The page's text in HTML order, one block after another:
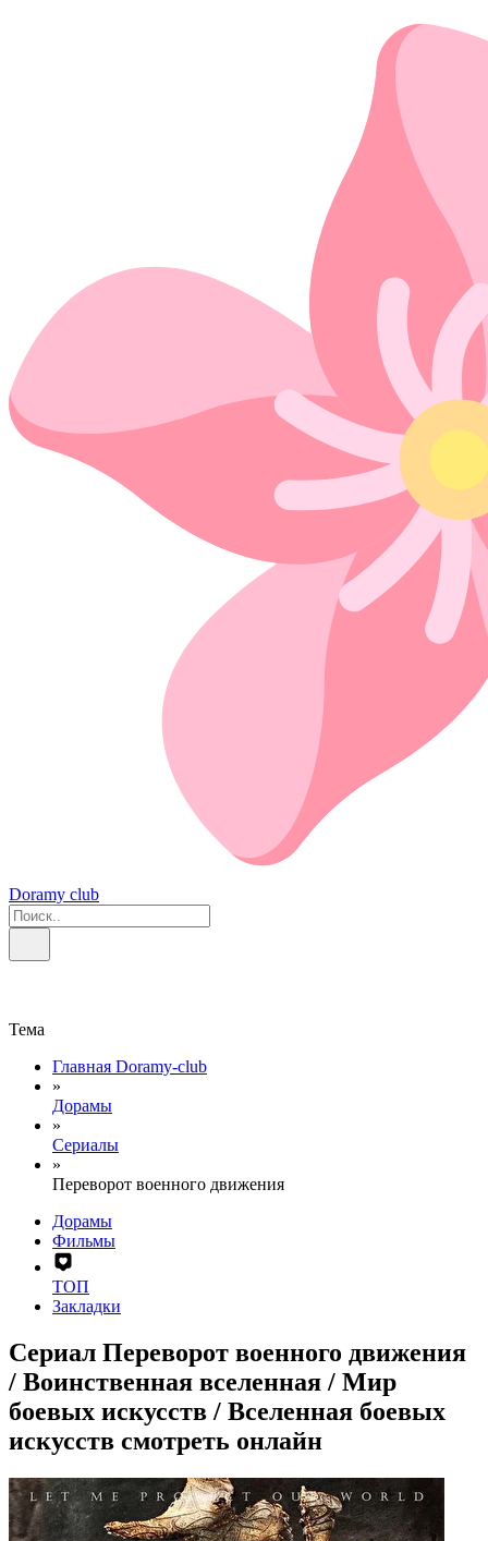
Doramy club
Тема
Главная Doramy-club
»
Дорамы
»
Сериалы
»
Переворот военного движения
Дорамы
Фильмы
ТОП
Закладки
Сериал Переворот военного движения
/ Воинственная вселенная / Мир
боевых искусств / Вселенная боевых
искусств смотреть онлайн